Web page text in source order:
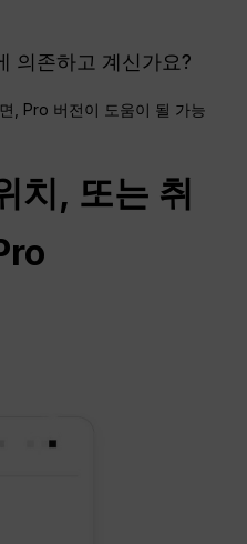
의존하고 계신가요?
, Pro 버전이 도움이 될 가능
치, 또는 취